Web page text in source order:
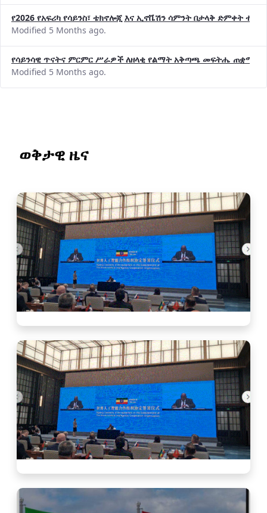
የ2026 የአፍሪካ የሳይንስ፣ ቴክኖሎጂ እና ኢኖቬሽን ሳምንት በታላቅ ድምቀት
Modified 5 Months ago.
የሳይንሳዊ ጥናትና ምርምር ሥራዎች ለዘላቂ የልማት አቅጣጫ መፍትሔ ጠቋሚ
Modified 5 Months ago.
ወቅታዊ ዜና